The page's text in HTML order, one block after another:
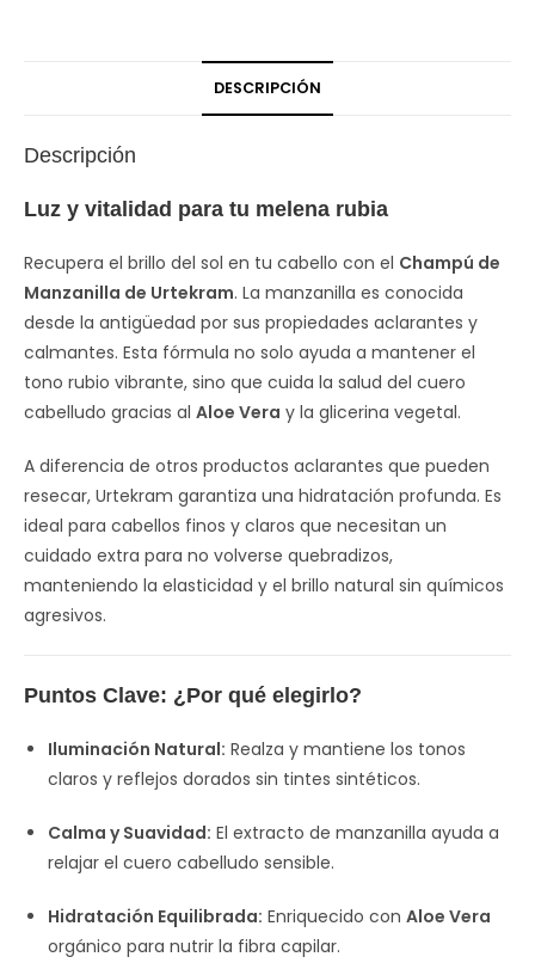
DESCRIPCIÓN
Descripción
Luz y vitalidad para tu melena rubia
Recupera el brillo del sol en tu cabello con el Champú de
Manzanilla de Urtekram. La manzanilla es conocida
desde la antigüedad por sus propiedades aclarantes y
calmantes. Esta fórmula no solo ayuda a mantener el
tono rubio vibrante, sino que cuida la salud del cuero
cabelludo gracias al Aloe Vera y la glicerina vegetal.
A diferencia de otros productos aclarantes que pueden
resecar, Urtekram garantiza una hidratación profunda. Es
ideal para cabellos finos y claros que necesitan un
cuidado extra para no volverse quebradizos,
manteniendo la elasticidad y el brillo natural sin químicos
agresivos.
Puntos Clave: ¿Por qué elegirlo?
Iluminación Natural: Realza y mantiene los tonos
claros y reflejos dorados sin tintes sintéticos.
Calma y Suavidad: El extracto de manzanilla ayuda a
relajar el cuero cabelludo sensible.
Hidratación Equilibrada: Enriquecido con Aloe Vera
orgánico para nutrir la fibra capilar.